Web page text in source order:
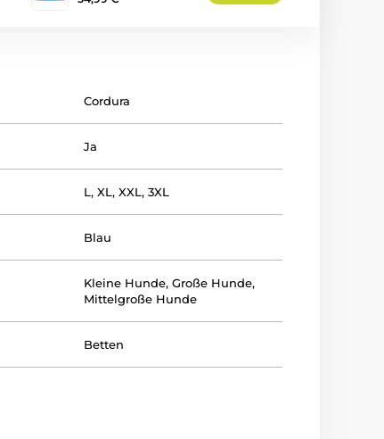
Cordura
Ja
L,XL,XXL,3XL
Blau
Kleine Hunde,Große Hunde,
Mittelgroße Hunde
Betten